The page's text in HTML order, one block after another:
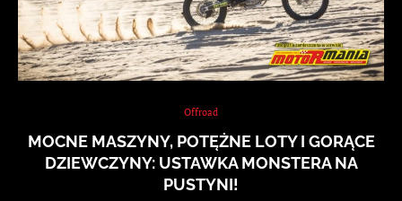
Offroad
MOCNE MASZYNY, POTĘŻNE LOTY I GORĄCE
DZIEWCZYNY: USTAWKA MONSTERA NA
PUSTYNI!